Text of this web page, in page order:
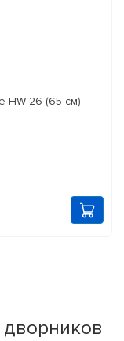
HW-26 (65 см)